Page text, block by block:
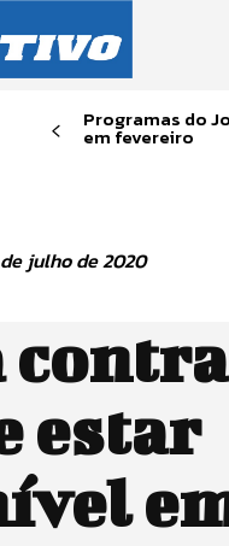
Programas do
em fevereiro
julho de 2020
estar